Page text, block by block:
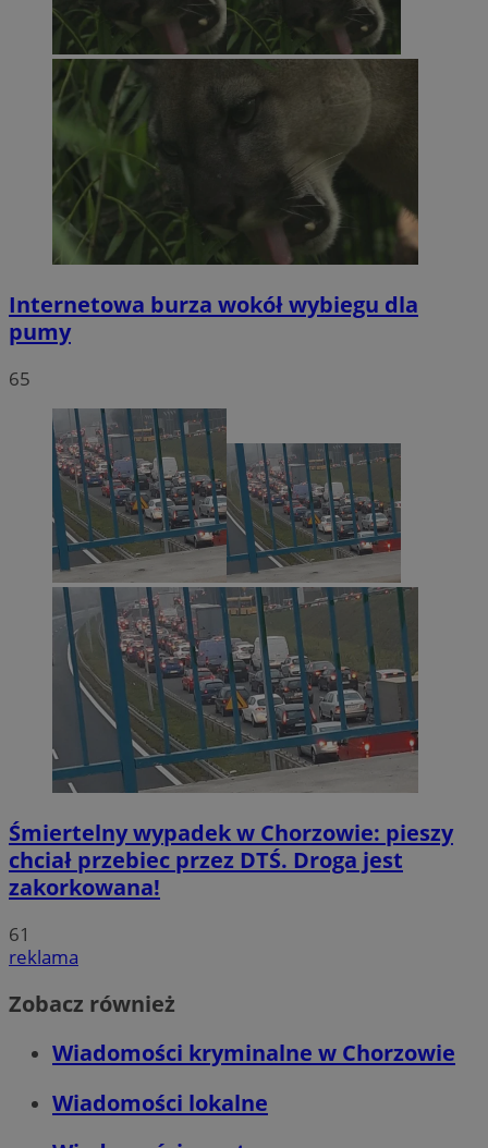
Internetowa burza wokół wybiegu dla
pumy
65
Śmiertelny wypadek w Chorzowie: pieszy
chciał przebiec przez DTŚ. Droga jest
zakorkowana!
61
reklama
Zobacz również
Wiadomości kryminalne w Chorzowie
Wiadomości lokalne